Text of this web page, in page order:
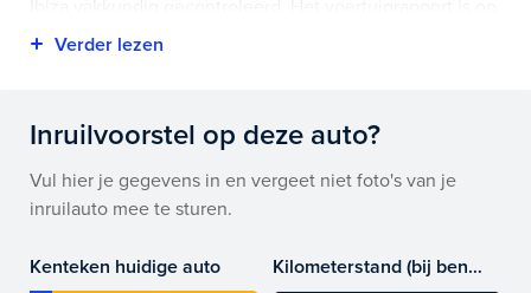
deze pagina bij onderhoud en historie te downloaden.
carplay/android auto, elektrisch glazen schuifdak,
lichtmetalen velgen 18" en nog veel meer.
Je koopt hem voor € 0,- maar je kan deze SEAT Ibiza
Inruilvoorstel op deze auto?
Vul hier je gegevens in en vergeet niet foto's van je
inruilauto mee te sturen.
Kenteken huidige auto Kilometerstand (bij benadering)